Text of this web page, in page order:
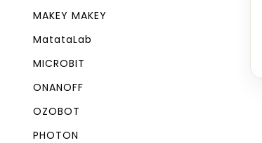
MAKEY MAKEY
MatataLab
MICROBIT
ONANOFF
OZOBOT
PHOTON